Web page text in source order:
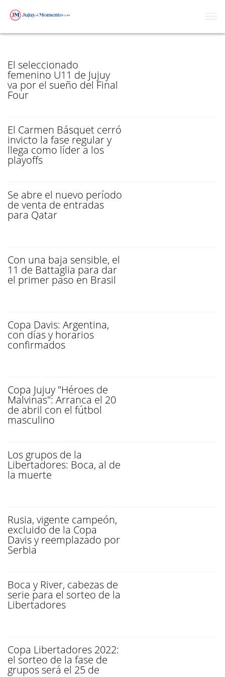
FASE
El seleccionado
femenino U11 de Jujuy
va por el sueño del Final
Four
El Carmen Básquet cerró
invicto la fase regular y
llega como líder a los
playoffs
Se abre el nuevo período
de venta de entradas
para Qatar
Con una baja sensible, el
11 de Battaglia para dar
el primer paso en Brasil
Copa Davis: Argentina,
con días y horarios
confirmados
Copa Jujuy "Héroes de
Malvinas": Arranca el 20
de abril con el fútbol
masculino
Los grupos de la
Libertadores: Boca, al de
la muerte
Rusia, vigente campeón,
excluido de la Copa
Davis y reemplazado por
Serbia
Boca y River, cabezas de
serie para el sorteo de la
Libertadores
Copa Libertadores 2022:
el sorteo de la fase de
grupos será el 25 de